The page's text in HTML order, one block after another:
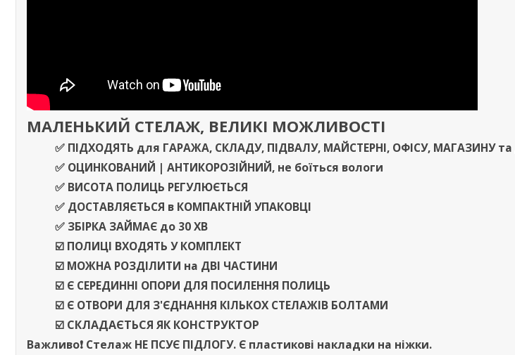
МАЛЕНЬКИЙ СТЕЛАЖ, ВЕЛИКІ МОЖЛИВОСТІ
✅ ПІДХОДЯТЬ для ГАРАЖА, СКЛАДУ, ПІДВАЛУ, МАЙСТЕРНІ, ОФІСУ, МАГАЗИНУта
✅ ОЦИНКОВАНИЙ | АНТИКОРОЗІЙНИЙ, не боїться вологи
✅ ВИСОТА ПОЛИЦЬ РЕГУЛЮЄТЬСЯ
✅ ДОСТАВЛЯЄТЬСЯ в КОМПАКТНІЙ УПАКОВЦІ
✅ ЗБІРКА ЗАЙМАЄ до 30 ХВ
☑️ ПОЛИЦІ ВХОДЯТЬ У КОМПЛЕКТ
☑️ МОЖНА РОЗДІЛИТИ на ДВІ ЧАСТИНИ
☑️ Є СЕРЕДИННІ ОПОРИ ДЛЯ ПОСИЛЕННЯ ПОЛИЦЬ
☑️ Є ОТВОРИ ДЛЯ З'ЄДНАННЯ КІЛЬКОХ СТЕЛАЖІВ БОЛТАМИ
☑️ СКЛАДАЄТЬСЯ ЯК КОНСТРУКТОР
Важливо❗️ Стелаж НЕ ПСУЄ ПІДЛОГУ. Є пластикові накладки на ніжки.